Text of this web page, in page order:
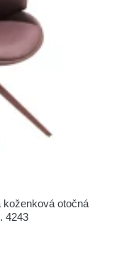
koženková otočná
4243